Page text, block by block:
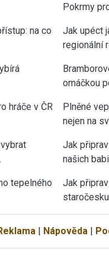
na co
hráče v ČR
tepelného
Pokrmy
Jak upéct
regionální
omáčkou
Plněné
nejen na
Jak
našich
Jak
| Nápověda |